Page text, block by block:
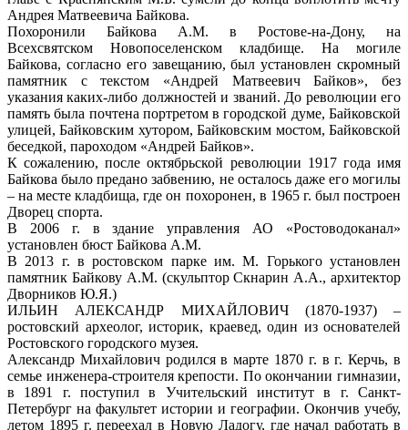
Андрея Матвеевича Байкова.
Похоронили Байкова А.М. в Ростове-на-Дону, на
Всехсвятском Новопоселенском кладбище. На могиле
Байкова, согласно его завещанию, был установлен скромный
памятник с текстом «Андрей Матвеевич Байков», без
указания каких-либо должностей и званий. До революции его
память была почтена портретом в городской думе, Байковской
улицей, Байковским хутором, Байковским мостом, Байковской
беседкой, пароходом «Андрей Байков».
К сожалению, после октябрьской революции 1917 года имя
Байкова было предано забвению, не осталось даже его могилы
– на месте кладбища, где он похоронен, в 1965 г. был построен
Дворец спорта.
В 2006 г. в здание управления АО «Ростоводоканал»
установлен бюст Байкова А.М.
В 2013 г. в ростовском парке им. М. Горького установлен
памятник Байкову А.М. (скульптор Скнарин А.А., архитектор
Дворников Ю.Я.)
ИЛЬИН АЛЕКСАНДР МИХАЙЛОВИЧ (1870-1937) –
ростовский археолог, историк, краевед, один из основателей
Ростовского городского музея.
Александр Михайлович родился в марте 1870 г. в г. Керчь, в
семье инженера-строителя крепости. По окончании гимназии,
в 1891 г. поступил в Учительский институт в г. Санкт-
Петербург на факультет истории и географии. Окончив учебу,
летом 1895 г. переехал в Новую Ладогу, где начал работать в